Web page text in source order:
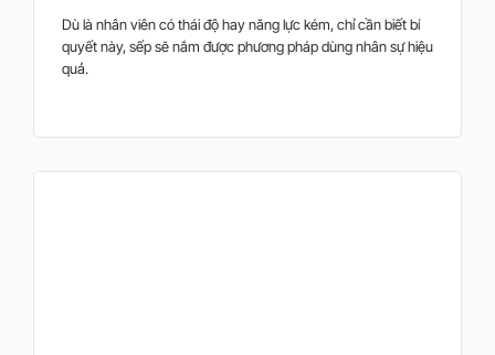
Dù là nhân viên có thái độ hay năng lực kém, chỉ cần biết bí
quyết này, sếp sẽ nắm được phương pháp dùng nhân sự hiệu
quả.